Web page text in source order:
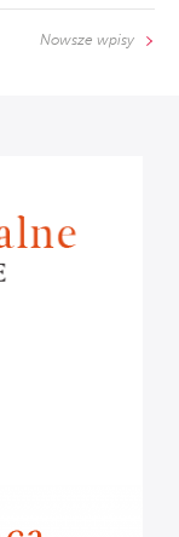
Nowsze wpisy